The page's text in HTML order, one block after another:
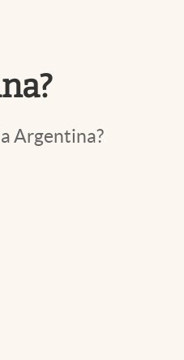
Argentina?